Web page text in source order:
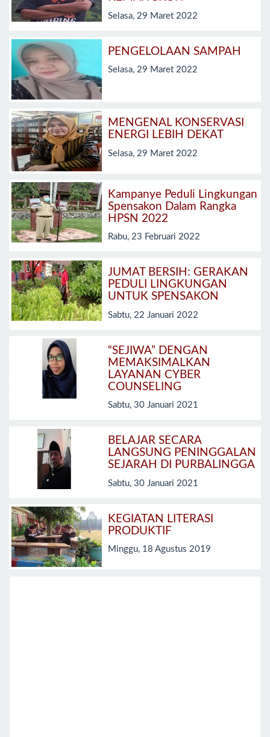
Selasa, 29 Maret 2022
PENGELOLAAN SAMPAH
Selasa, 29 Maret 2022
MENGENAL KONSERVASI
ENERGI LEBIH DEKAT
Selasa, 29 Maret 2022
Kampanye Peduli Lingkungan
Spensakon Dalam Rangka
HPSN 2022
Rabu, 23 Februari 2022
JUMAT BERSIH: GERAKAN
PEDULI LINGKUNGAN
UNTUK SPENSAKON
Sabtu, 22 Januari 2022
“SEJIWA” DENGAN
MEMAKSIMALKAN
LAYANAN CYBER
COUNSELING
Sabtu, 30 Januari 2021
BELAJAR SECARA
LANGSUNG PENINGGALAN
SEJARAH DI PURBALINGGA
Sabtu, 30 Januari 2021
KEGIATAN LITERASI
PRODUKTIF
Minggu, 18 Agustus 2019